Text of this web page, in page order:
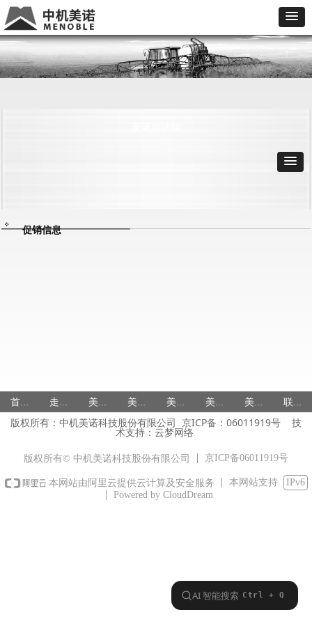
促销信息
首页 走进美诺 美诺产品 美诺研发 美诺国际 美诺服务 美诺人力 联系美诺
版权所有：中机美诺科技股份有限公司 京ICP备： 06011919号 技
术支持： 云梦网络
版权所有© 中机美诺科技股份有限公司 京ICP备06011919号
本网站由阿里云提供云计算及安全服务 本网站支持
IPv6
Powered by CloudDream